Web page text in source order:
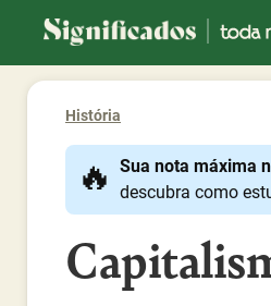
Significados
História
🔥 Sua nota máxima
descubra como